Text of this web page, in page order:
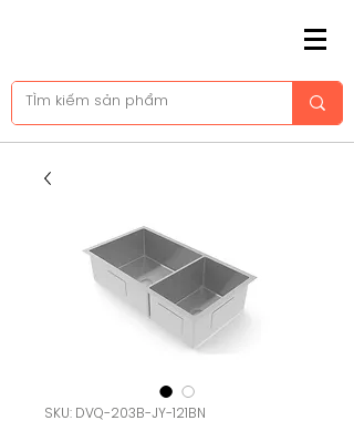
SKU: DVQ-203B-JY-121BN